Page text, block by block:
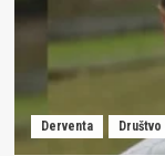
Derventa Društvo